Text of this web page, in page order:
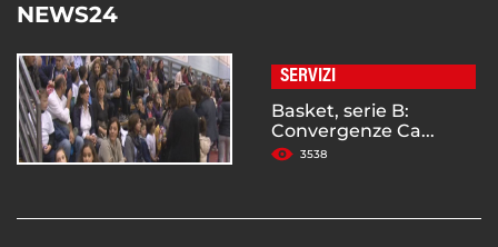
NEWS24
SERVIZI
Basket, serie B:
Convergenze Ca...
3538